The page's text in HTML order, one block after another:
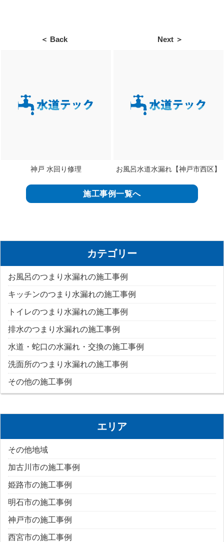
＜ Back
神戸 水回り修理
Next ＞
お風呂水道水漏れ【神戸市西区】
施工事例一覧へ
カテゴリー
お風呂のつまり水漏れの施工事例
キッチンのつまり水漏れの施工事例
トイレのつまり水漏れの施工事例
排水のつまり水漏れの施工事例
水道・蛇口の水漏れ・交換の施工事例
洗面所のつまり水漏れの施工事例
その他の施工事例
エリア
その他地域
加古川市の施工事例
姫路市の施工事例
明石市の施工事例
神戸市の施工事例
西宮市の施工事例